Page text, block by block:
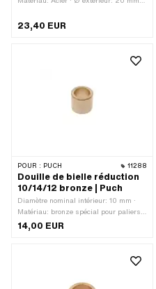
& rectifié · Ø collerette: 22 mm ·
Hauteur totale: 9 mm · Pony numéro
23,40 EUR
POUR : PUCH 11288
Douille de bielle réduction
10/14/12 bronze | Puch
Diamètre nominal intérieur: 10 mm ·
Matériau: bronze spécial pour paliers ·
Ø extérieur: 14 mm · Ø intérieur: 10
mm · Hauteur totale: 12 mm
14,00 EUR